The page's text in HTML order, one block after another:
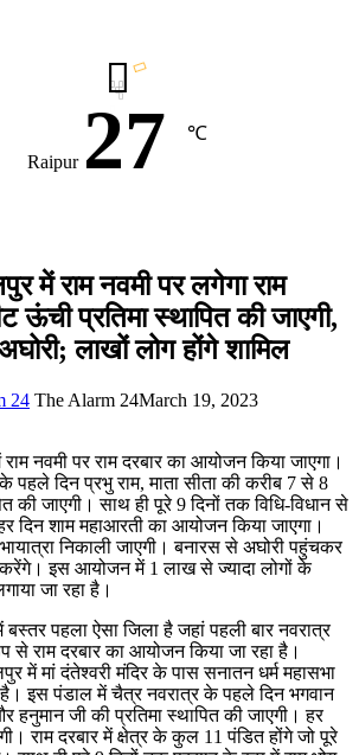
Raipur 27 ℃
में राम नवमी पर लगेगा राम
ऊंची प्रतिमा स्थापित की जाएगी,
लाखों लोग होंगे शामिल
The Alarm 24March 19, 2023
नवमी पर राम दरबार का आयोजन किया जाएगा।
पहले दिन प्रभु राम, माता सीता की करीब 7 से 8
की जाएगी। साथ ही पूरे 9 दिनों तक विधि-विधान से
दिन शाम महाआरती का आयोजन किया जाएगा।
निकाली जाएगी। बनारस से अघोरी पहुंचकर
इस आयोजन में 1 लाख से ज्यादा लोगों के
जा रहा है।
पहला ऐसा जिला है जहां पहली बार नवरात्र
से राम दरबार का आयोजन किया जा रहा है।
में मां दंतेश्वरी मंदिर के पास सनातन धर्म महासभा
है। इस पंडाल में चैत्र नवरात्र के पहले दिन भगवान
हनुमान जी की प्रतिमा स्थापित की जाएगी। हर
राम दरबार में क्षेत्र के कुल 11 पंडित होंगे जो पूरे